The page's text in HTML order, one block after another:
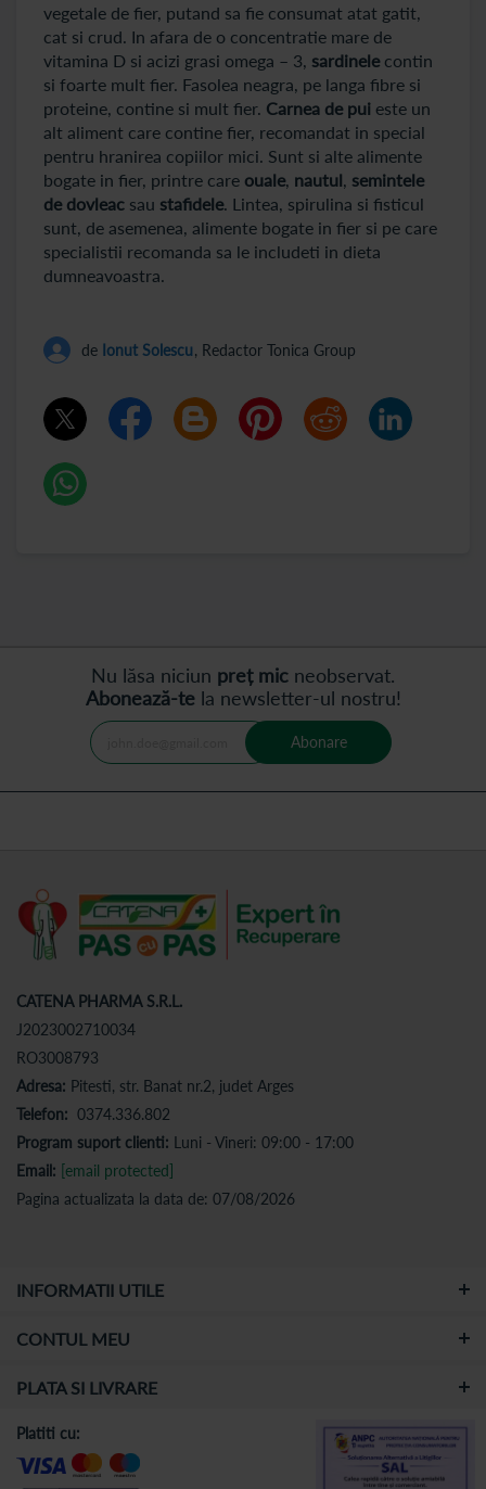
vegetale de fier, putand sa fie consumat atat gatit,
cat si crud. In afara de o concentratie mare de
vitamina D si acizi grasi omega – 3, sardinelecontin
si foarte mult fier. Fasolea neagra, pe langa fibre si
proteine, contine si mult fier. Carnea de pui este un
alt aliment care contine fier, recomandat in special
pentru hranirea copiilor mici. Sunt si alte alimente
bogate in fier, printre care ouale, nautul, semintele
de dovleac sau stafidele. Lintea, spirulina si fisticul
sunt, de asemenea, alimente bogate in fier si pe care
specialistii recomanda sa le includeti in dieta
dumneavoastra.
de Ionut Solescu, Redactor Tonica Group
Nu lăsa niciun preț mic neobservat.
Abonează-tela newsletter-ul nostru!
Abonare
CATENA PHARMA S.R.L.
J2023002710034
RO3008793
Adresa: Pitesti, str. Banat nr.2, judet Arges
Telefon: 0374.336.802
Program suport clienti: Luni - Vineri: 09:00 - 17:00
Email: [email protected]
Pagina actualizata la data de: 07/08/2026
INFORMATII UTILE
CONTUL MEU
PLATA SI LIVRARE
Platiti cu: